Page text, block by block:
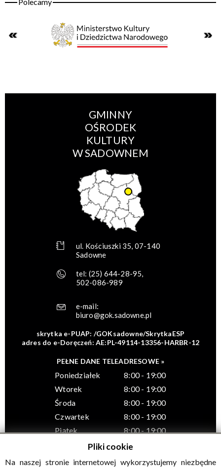
GMINNY
OŚRODEK
KULTURY
W SADOWNEM
ul. Kościuszki 35, 07-140
Sadowne
tel: (25) 644-28-95
502-086-989
e-mail:
biuro@gok.sadowne.pl
skrytka e-PUAP: /GOKsadowne/SkrytkaESP
adres do e-Doręczeń: AE:PL-49114-13356-HARBR-12
PEŁNE DANE TELEADRESOWE »
Poniedziałek
8:00 - 19:00
Wtorek
8:00 - 19:00
Środa
8:00 - 19:00
Czwartek
8:00 - 19:00
Piątek
8:00 - 19:00
Pliki cookie
Na naszej stronie internetowej wykorzystujemy niezbędne